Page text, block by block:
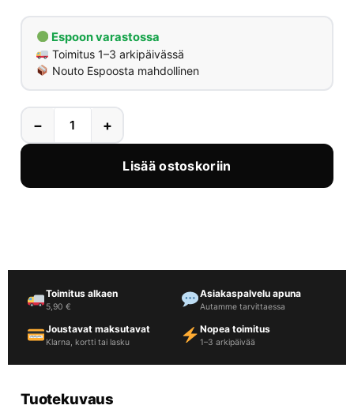
Espoon varastossa
Toimitus 1–3 arkipäivässä
Nouto Espoosta mahdollinen
− +
Lisää ostoskoriin
Toimitus alkaen
5,90 €
Asiakaspalvelu apuna
Autamme tarvittaessa
Joustavat maksutavat
Klarna, kortti tai lasku
Nopea toimitus
1–3 arkipäivää
Tuotekuvaus